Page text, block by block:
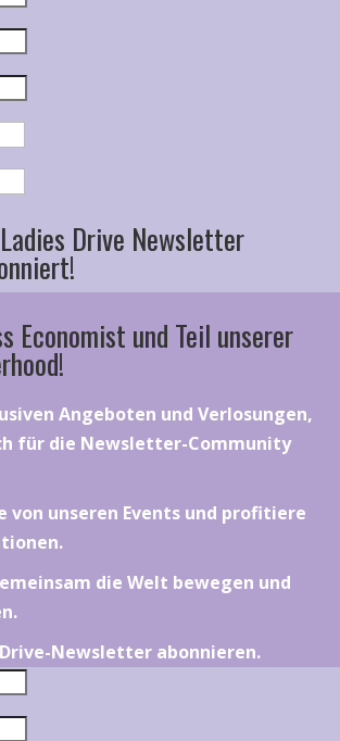
Drive Newsletter
Economist und Teil unserer
Angeboten und Verlosungen,
für die Newsletter-Community
von unseren Events und profitiere
die Welt bewegen und
Newsletter abonnieren.